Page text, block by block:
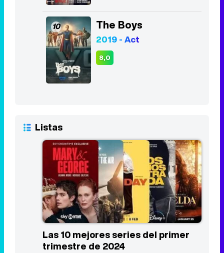
10 The Boys
2019 - Act
8,0
Listas
Las 10 mejores series del primer
trimestre de 2024